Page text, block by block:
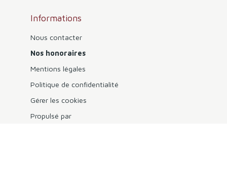
Informations
Nous contacter
Nos honoraires
Mentions légales
Politique de confidentialité
Gérer les cookies
Propulsé par